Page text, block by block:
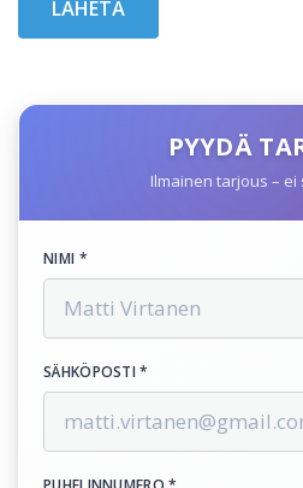
PYYDÄ
Ilmainen tarjous –
NIMI *
SÄHKÖPOSTI *